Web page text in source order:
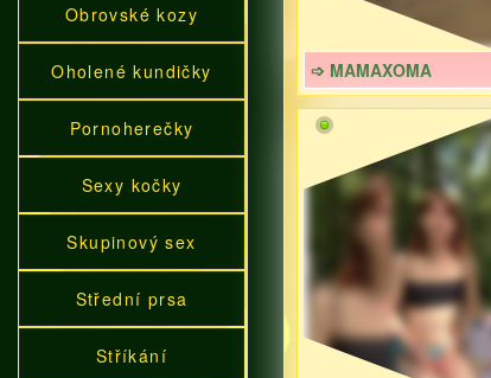
Obrovské kozy
Oholené kundičky
Pornoherečky
Sexy kočky
Skupinový sex
Střední prsa
Stříkání
➩ MAMAXOMA